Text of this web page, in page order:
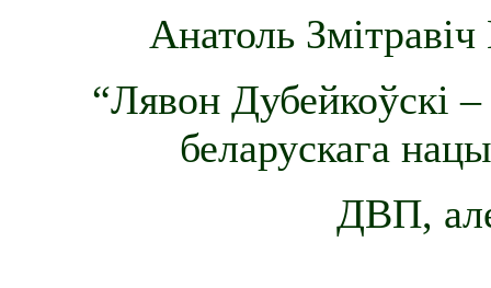
Анатоль
“Лявон Дубейкоўскі
беларускага
ДВП,